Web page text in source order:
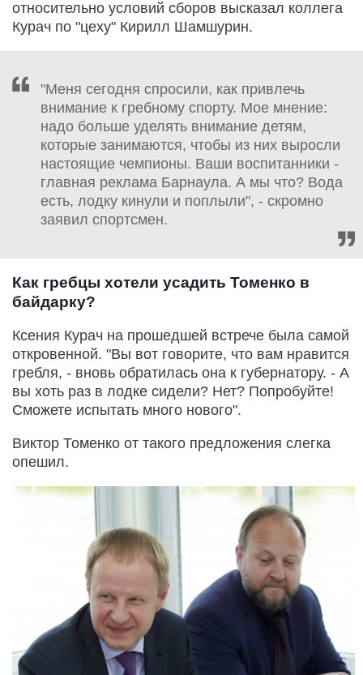
относительно условий сборов высказал коллега
Курач по "цеху" Кирилл Шамшурин.
"Меня сегодня спросили, как привлечь
внимание к гребному спорту. Мое мнение:
надо больше уделять внимание детям,
которые занимаются, чтобы из них выросли
настоящие чемпионы. Ваши воспитанники -
главная реклама Барнаула. А мы что? Вода
есть, лодку кинули и поплыли", - скромно
заявил спортсмен.
Как гребцы хотели усадить Томенко в
байдарку?
Ксения Курач на прошедшей встрече была самой
откровенной. "Вы вот говорите, что вам нравится
гребля, - вновь обратилась она к губернатору. - А
вы хоть раз в лодке сидели? Нет? Попробуйте!
Сможете испытать много нового".
Виктор Томенко от такого предложения слегка
опешил.